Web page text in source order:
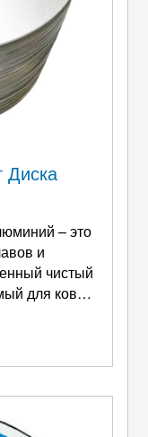
Диска
– это
и
чистый
для ковки
Thickness